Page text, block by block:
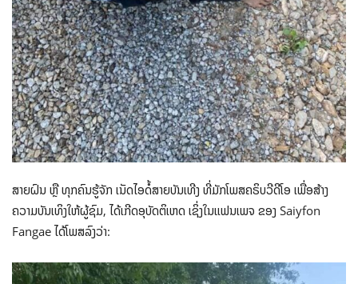
ສາຍຝົນ ຫຼື ທຸກຄົນຮູ້ຈັກ ເນັດໄອດໍ້ສາຍບັນເທີງ ທີ່ມັກໂພສຄຣິບວີດີໂອ ເພື່ອສ້າງ
ຄວາມບັນເທິງໃຫ້ຜູ້ຊົມ, ໄດ້ເກີດອຸບັດຕິເຫດ ເຊິ່ງໃນແຟນເພຈ ຂອງ Saiyfon
Fangae ໄດ້ໂພສລົງວ່າ: